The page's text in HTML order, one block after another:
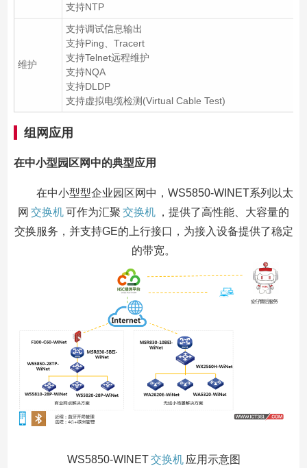
支持NTP
维护
支持调试信息输出
支持Ping、Tracert
支持Telnet远程维护
支持NQA
支持DLDP
支持虚拟电缆检测(Virtual Cable Test)
组网应用
在中小型园区网中的典型应用
在中小型型企业园区网中，WS5850-WINET系列以太
网 交换机可作为汇聚 交换机 ，提供了高性能、大容量的
交换服务，并支持GE的上行接口，为接入设备提供了稳定
的带宽。
WS5850-WINET交换机 应用示意图